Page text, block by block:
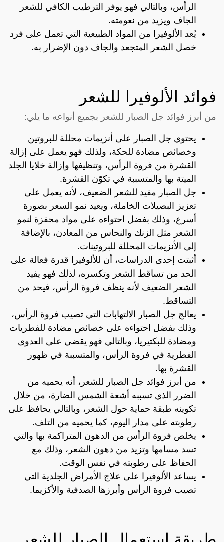
الرأس، وبالتالي فهو يوفر الترطيب الكافي للشعر
الجاف ويزيد من نعومته.
يُعد الألوفيرا من المواد الطبيعية التي تعمل على فرد
خصل الشعر المتجعد والجاف دون الإضرار به.
فوائد الألوفيرا للشعر
من أبرز فوائد جل الصبار للشعر بجميع أنواعه ما يلي:
يحتوي جل الصبار على أنزيمات محللة للبروتين
وخصائص مضادة للحكة، ولذلك فهو يعمل على إزالة
القشرة من فروة الرأس، وتنظيفها وإزالة خلايا الجلد
الميتة بها والمتسببة في تكوّن القشرة.
جل الصبار مفيد للشعر الضعيف، لأنه يعمل على
تعزيز البصيلات الخاملة، ويعيد نمو السعر بصورة
أسرع، وذلك بفضل احتواءه على مواد محفزة لنمو
الشعر مثل الزنك والنحاس من المعادن، بالإضافة
إلى الأنزيمات المحللة للبروتينات.
أثبتت إحدى الدراسات، أن للألوفيرا قدرة فعالة على
الحد من تساقط الشعر وتكسره، لذلك فهو يفيد
الشعر الضعيف لأنه ينظف فروة الرأس، فيحد من
التساقط.
يعالج جل الصبار الالتهابات التي تصيب فروة الرأس،
وذلك بفضل احتواءه على خصائص مضادة للفطريات
ومضادة للبكتيريا، وبالتالي فهو يقضي على العدوى
الفطرية في فروة الرأس، والمتسببة في ظهور
القشرة بها.
من أبرز فوائد جل الصبار للشعر، أنه يحميه من
الضرر الذي تسببه أشعة الشمس الضارة، من خلال
تكوينه طبقة حماية حول الشعر، وبالتالي يحافظ على
رطوبته على مدار اليوم، كما يحميه من التلف.
يخلص فروة الرأس من الدهون المتراكمة بها والتي
تسد مسامها وتزيد من دهون الشعر، وذلك مع
الحفاظ على رطوبته في نفس الوقت.
يساعد الألوفيرا على علاج الأمراض الجلدية التي
تصيب فروة الرأس وأبرزها الصدفية والأكزيما.